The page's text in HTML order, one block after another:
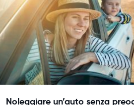
Noleggiare un’auto senza